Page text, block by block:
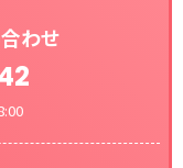
わせ